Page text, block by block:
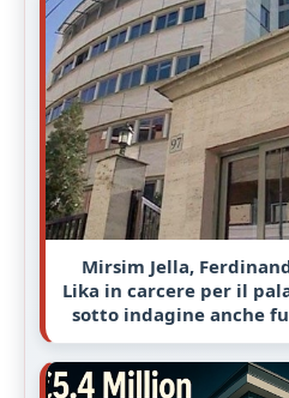
Mirsim Jella,
Lika in carcere per il
sotto indagine anche